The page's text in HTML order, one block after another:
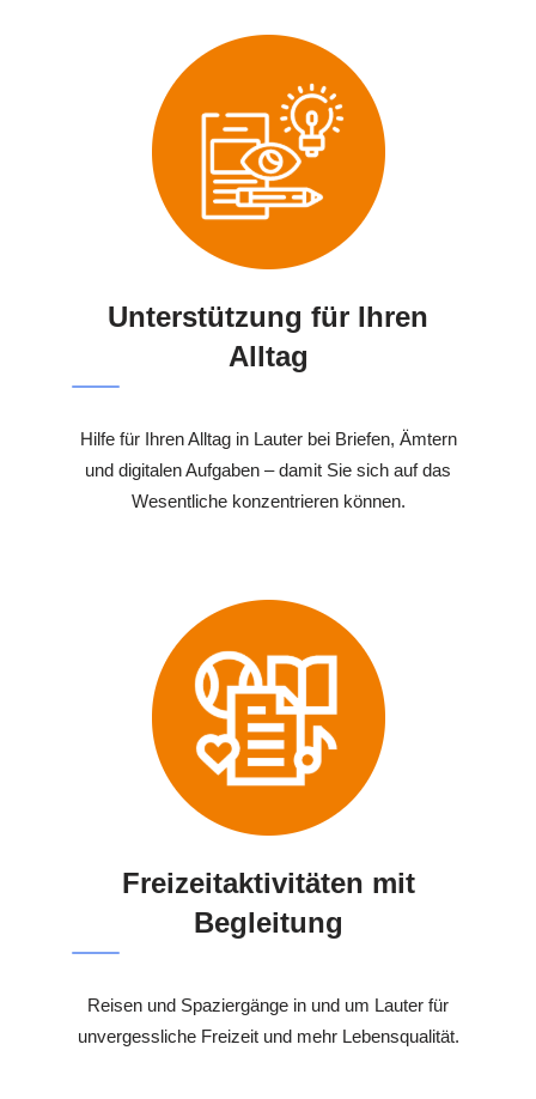
Unterstützung für Ihren
Alltag
Hilfe für Ihren Alltag in Lauter bei Briefen, Ämtern
und digitalen Aufgaben – damit Sie sich auf das
Wesentliche konzentrieren können.
Freizeitaktivitäten mit
Begleitung
Reisen und Spaziergänge in und um Lauter für
unvergessliche Freizeit und mehr Lebensqualität.